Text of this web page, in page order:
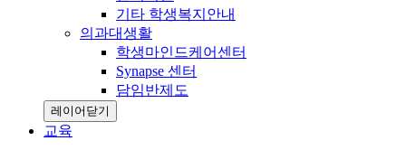
기타 학생복지안내
의과대생활
학생마인드케어센터
Synapse 센터
담임반제도
레이어닫기
교육